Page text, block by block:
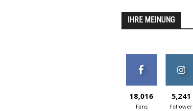
IHRE MEINUNG
18,016
Fans
5,241
Follower